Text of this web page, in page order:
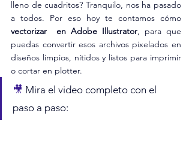
lleno de cuadritos? Tranquilo, nos ha pasado
vectorizar  en Adobe Illustrator, para que
puedas convertir esos archivos pixelados en
diseños limpios, nítidos y listos para imprimir
o cortar en plotter.
🎥 Mira el video completo con el
paso a paso: